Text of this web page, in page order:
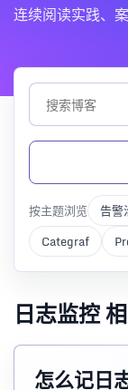
连续阅读实践、
按主题浏览 告警
Categraf
日志监控
怎么记日